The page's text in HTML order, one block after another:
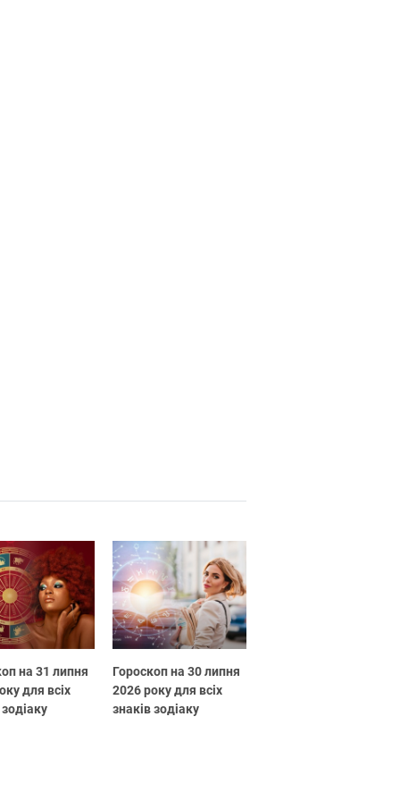
на 31 липня
для всіх
Гороскоп на 30 липня
2026 року для всіх
знаків зодіаку